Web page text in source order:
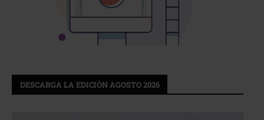
DESCARGA LA EDICIÓN AGOSTO 2026